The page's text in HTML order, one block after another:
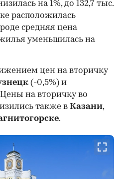
на 1%, до 132,7 тыс.
расположилась
средняя цена
уменьшилась на
цен на вторичку
(-0,5%) и
на вторичку во
также в Казани,
.